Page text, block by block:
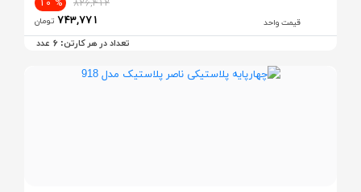
قیمت واحد
743,771 تومان
تعداد در هر کارتن: 6 عدد